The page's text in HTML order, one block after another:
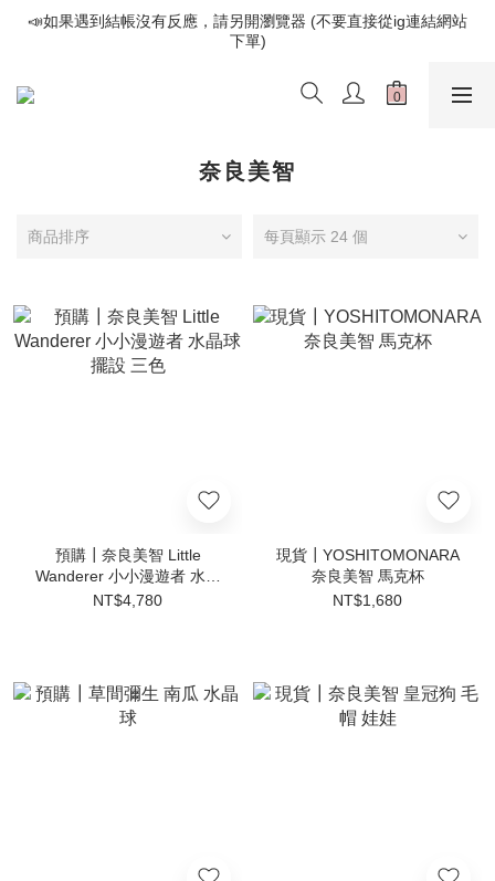
📣如果遇到結帳沒有反應，請另開瀏覽器 (不要直接從ig連結網站
下單)
📣如果遇到結帳沒有反應，請另開瀏覽器 (不要直接從ig連結網站
下單)
歡迎光臨૮⍝• ᴥ •⍝ა 新品請追蹤官方INSTAGRAM
下單)
奈良美智
商品排序 每頁顯示 24 個
預購┃奈良美智 Little
Wanderer 小小漫遊者 水晶
球 擺設 三色
NT$4,780
現貨┃YOSHITOMONARA
奈良美智 馬克杯
NT$1,680